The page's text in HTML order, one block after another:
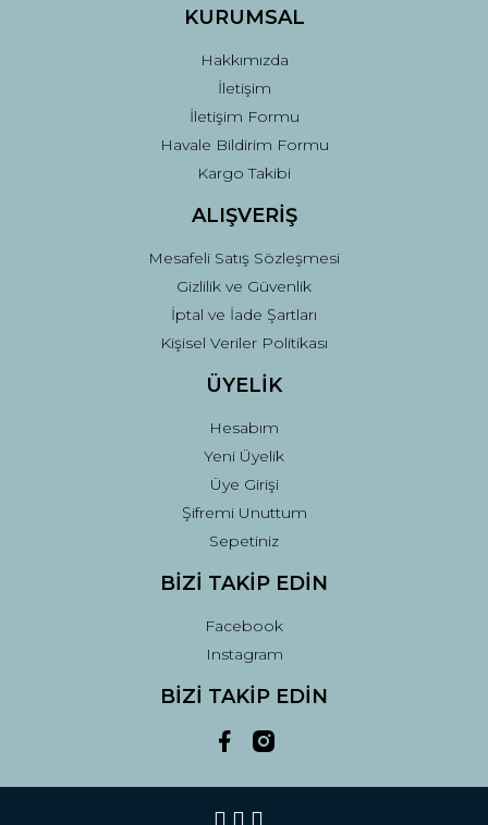
Ürün fiyatı diğer sitelerden daha pahalı.
Gönder
KURUMSAL
Hakkımızda
İletişim
İletişim Formu
Havale Bildirim Formu
Kargo Takibi
ALIŞVERİŞ
Mesafeli Satış Sözleşmesi
Gizlilik ve Güvenlik
İptal ve İade Şartları
Kişisel Veriler Politikası
ÜYELİK
Hesabım
Yeni Üyelik
Üye Girişi
Şifremi Unuttum
Sepetiniz
BİZİ TAKİP EDİN
Facebook
Instagram
BİZİ TAKİP EDİN